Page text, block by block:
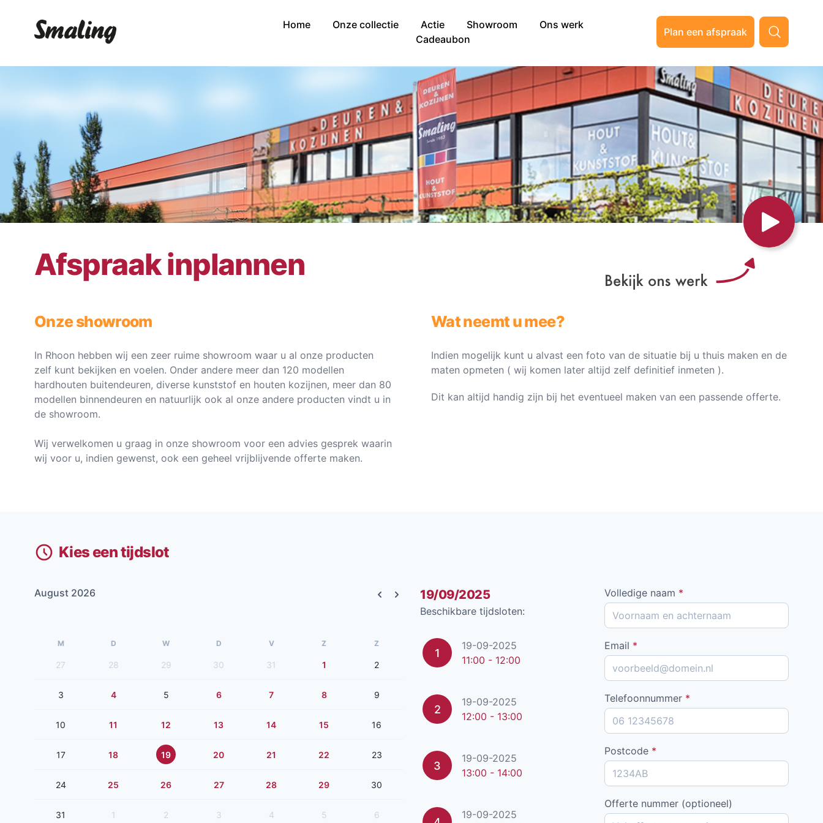
Home Onze collectie Actie Showroom
Ons werk
Cadeaubon
Plan een afspraak
Afspraak inplannen
Onze showroom
In Rhoon hebben wij een zeer ruime showroom waar u al onze producten
zelf kunt bekijken en voelen. Onder andere meer dan 120 modellen
hardhouten buitendeuren, diverse kunststof en houten kozijnen, meer dan 80
modellen binnendeuren en natuurlijk ook al onze andere producten vindt u in
de showroom.
Wij verwelkomen u graag in onze showroom voor een advies gesprek waarin
wij voor u, indien gewenst, ook een geheel vrijblijvende offerte maken.
Wat neemt u mee?
Indien mogelijk kunt u alvast een foto van de situatie bij u thuis maken en de
maten opmeten ( wij komen later altijd zelf definitief inmeten ).
Dit kan altijd handig zijn bij het eventueel maken van een passende offerte.
Kies een tijdslot
August 2026
Previous month
Next month
M D W D V Z Z
27 28 29 30 31 1 2
3 4 5 6 7 8 9
10 11 12 13 14 15 16
17 18 19 20 21 22 23
24 25 26 27 28 29 30
31 1 2 3 4 5 6
19/09/2025
Beschikbare tijdsloten:
1
19-09-2025
11:00 - 12:00
2
19-09-2025
12:00 - 13:00
3
19-09-2025
13:00 - 14:00
19-09-2025
Volledige naam *
Email *
Telefoonnummer *
Postcode *
Offerte nummer (optioneel)